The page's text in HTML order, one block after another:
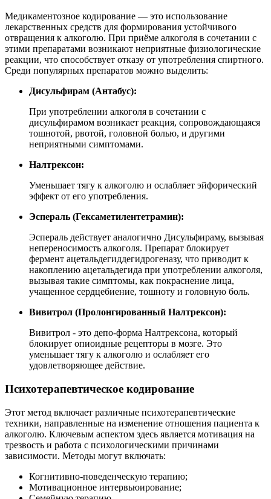
Медикаментозное кодирование — это использование
лекарственных средств для формирования устойчивого
отвращения к алкоголю. При приёме алкоголя в сочетании с
этими препаратами возникают неприятные физиологические
реакции, что способствует отказу от употребления спиртного.
Среди популярных препаратов можно выделить:
Дисульфирам (Антабус):
При употреблении алкоголя в сочетании с
дисульфирамом возникает реакция, сопровождающаяся
тошнотой, рвотой, головной болью, и другими
неприятными симптомами.
Налтрексон:
Уменьшает тягу к алкоголю и ослабляет эйфорический
эффект от его употребления.
Эспераль (Гексаметилентетрамин):
Эспераль действует аналогично Дисульфираму, вызывая
непереносимость алкоголя. Препарат блокирует
фермент ацетальдегиддегидрогеназу, что приводит к
накоплению ацетальдегида при употреблении алкоголя,
вызывая такие симптомы, как покраснение лица,
учащенное сердцебиение, тошноту и головную боль.
Вивитрол (Пролонгированный Налтрексон):
Вивитрол - это депо-форма Налтрексона, который
блокирует опиоидные рецепторы в мозге. Это
уменьшает тягу к алкоголю и ослабляет его
удовлетворяющее действие.
Психотерапевтическое кодирование
Этот метод включает различные психотерапевтические
техники, направленные на изменение отношения пациента к
алкоголю. Ключевым аспектом здесь является мотивация на
трезвость и работа с психологическими причинами
зависимости. Методы могут включать:
Когнитивно-поведенческую терапию;
Мотивационное интервьюирование;